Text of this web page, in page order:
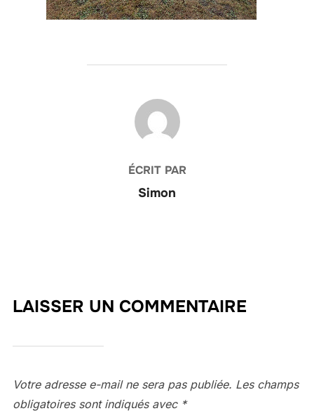
AUTEUR DE LA PUBLICATION
ÉCRIT PAR
Simon
LAISSER UN COMMENTAIRE
Votre adresse e-mail ne sera pas publiée. Les champs
obligatoires sont indiqués avec *